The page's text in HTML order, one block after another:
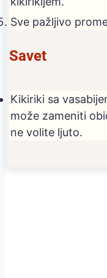
Sve pažljivo
Savet
Kikiriki sa
može zameniti
ne volite ljuto.